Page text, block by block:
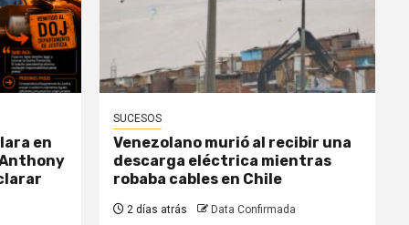
en
SUCESOS
Venezolano murió al recibir una
descarga eléctrica mientras
robaba cables en Chile
2 días atrás Data Confirmada